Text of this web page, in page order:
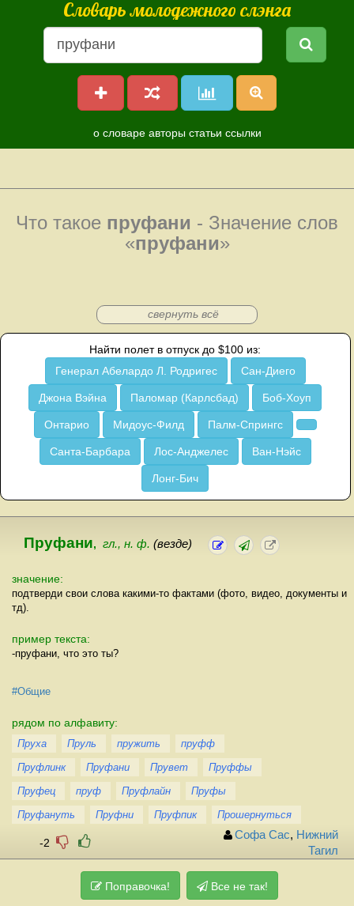
Словарь молодежного слэнга
о словаре авторы статьи ссылки
Что такое пруфани - Значение слов
«пруфани»
свернуть всё
Найти полет в отпуск до $100 из:
Генерал Абелардо Л. Родригес
Сан-Диего
Джона Вэйна Паломар (Карлсбад) Боб-Хоуп
Онтарио Мидоус-Филд Палм-Спрингс
Санта-Барбара Лос-Анджелес Ван-Нэйс
Лонг-Бич
Пруфани, гл., н. ф. (везде)
значение:
подтверди свои слова какими-то фактами (фото, видео, документы и
тд).
пример текста:
-пруфани, что это ты?
#Общие
рядом по алфавиту:
Пруха Пруль пружить
пруфф
Пруфлинк
Пруфани Прувет
Пруффы
Пруфец
пруф Пруфлайн
Пруфы
Пруфануть
Пруфни Пруфпик Прошернуться
-2
Софа Сас, Нижний
Тагил
Поправочка! Все не так!